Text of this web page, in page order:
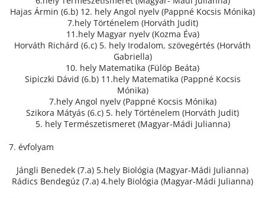
Hajas Ármin (6.b) 12. hely Angol nyelv (Pappné Kocsis Mónika)
7.hely Történelem (Horváth Judit)
11.hely Magyar nyelv (Kozma Éva)
Horváth Richárd (6.c) 5. hely Irodalom, szövegértés (Horváth
Gabriella)
10. hely Matematika (Fülöp Beáta)
Sipiczki Dávid (6.b) 11.hely Matematika (Pappné Kocsis
Mónika)
7.hely Angol nyelv (Pappné Kocsis Mónika)
Szikora Mátyás (6.c) 5. hely Történelem (Horváth Judit)
5. hely Természetismeret (Magyar-Mádi Julianna)
7. évfolyam
Jángli Benedek (7.a) 5.hely Biológia (Magyar-Mádi Julianna)
Rádics Bendegúz (7.a) 4.hely Biológia (Magyar-Mádi Julianna)